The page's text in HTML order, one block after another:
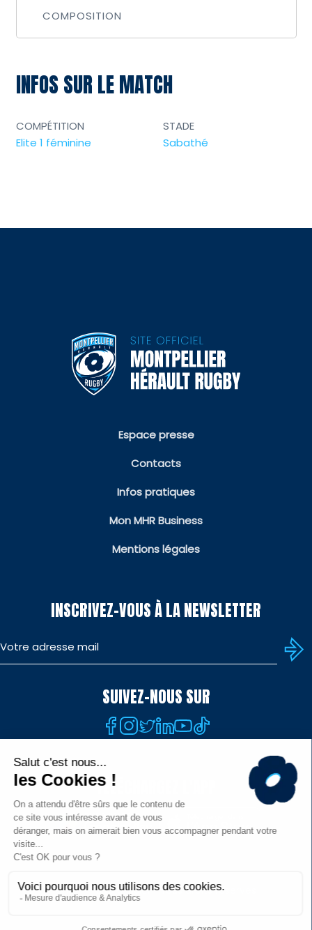
COMPOSITION
INFOS SUR LE MATCH
COMPÉTITION
Elite 1 féminine
STADE
Sabathé
Espace presse
Contacts
Infos pratiques
Mon MHR Business
Mentions légales
INSCRIVEZ-VOUS À LA NEWSLETTER
SUIVEZ-NOUS SUR
TÉLÉCHARGEZ L'APP
© MHR - Site officiel - Tous droits réservés